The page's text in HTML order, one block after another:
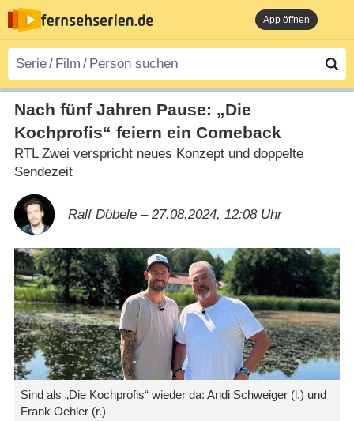
App öffnen
Nach fünf Jahren Pause: „Die
Kochprofis“ feiern ein Comeback
RTL Zwei verspricht neues Konzept und doppelte
Sendezeit
Ralf Döbele– 27.08.2024, 12:08 Uhr
Sind als „Die Kochprofis“ wieder da: Andi Schweiger (l.) und
Frank Oehler (r.)